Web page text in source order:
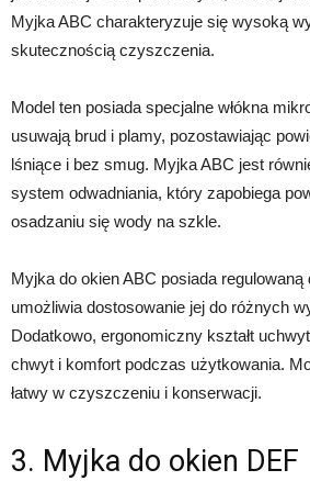
Myjka ABC charakteryzuje się wysoką
skutecznością czyszczenia.
Model ten posiada specjalne włókna
usuwają brud i plamy, pozostawiając
lśniące i bez smug. Myjka ABC jest
system odwadniania, który zapobiega
osadzaniu się wody na szkle.
Myjka do okien ABC posiada regulowaną
umożliwia dostosowanie jej do różnych
Dodatkowo, ergonomiczny kształt
chwyt i komfort podczas użytkowania.
łatwy w czyszczeniu i konserwacji.
3. Myjka do okien DEF